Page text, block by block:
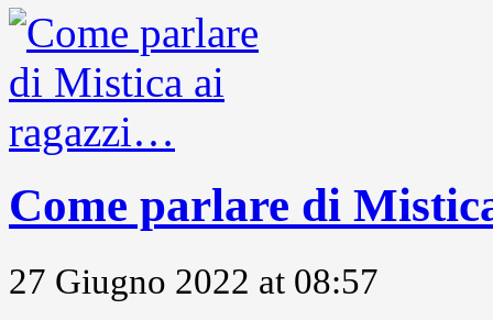
Come parlare di
27 Giugno 2022 at 08:57